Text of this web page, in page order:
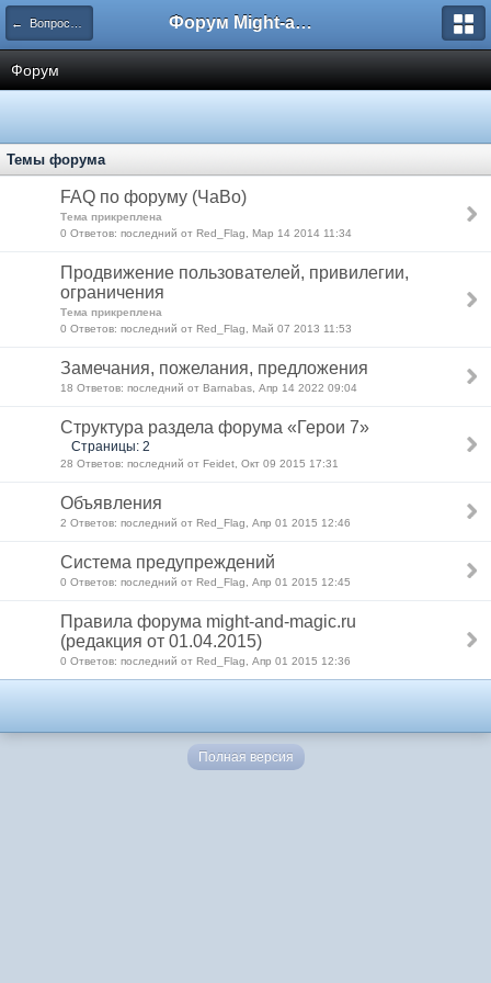
← Вопросы, предложения и замечания Форум Might-and-Magic.ru
Форум
Темы форума
FAQ по форуму (ЧаВо)
Тема прикреплена
0 Ответов: последний от Red_Flag, Мар 14 2014 11:34
Продвижение пользователей, привилегии,
ограничения
Тема прикреплена
0 Ответов: последний от Red_Flag, Май 07 2013 11:53
Замечания, пожелания, предложения
18 Ответов: последний от Barnabas, Апр 14 2022 09:04
Структура раздела форума «Герои 7»
Страницы: 2
28 Ответов: последний от Feidet, Окт 09 2015 17:31
Объявления
2 Ответов: последний от Red_Flag, Апр 01 2015 12:46
Система предупреждений
0 Ответов: последний от Red_Flag, Апр 01 2015 12:45
Правила форума might-and-magic.ru
(редакция от 01.04.2015)
0 Ответов: последний от Red_Flag, Апр 01 2015 12:36
Полная версия